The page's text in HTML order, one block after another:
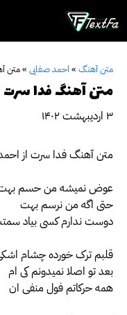
محتوا
متن آهنگ » احمد صفایی »متن
متن آهنگ فدا سرت
۳ اردیبهشت ۱۴۰۲
متن آهنگ فدا سرت از
عوض نمیشه من حسم
حتی اگه من نرسم بهت
دوست ندارم کسی بیاد
قلبم ترک خورده چشام
بعد تو اصلا نمیدونم کی ام
همه حرکاتم فول منفی ان